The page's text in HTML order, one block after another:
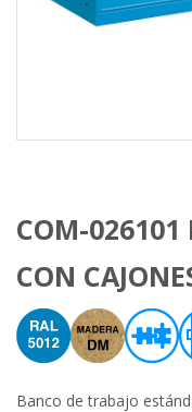
COM-026101
CON
Banco de trabajo